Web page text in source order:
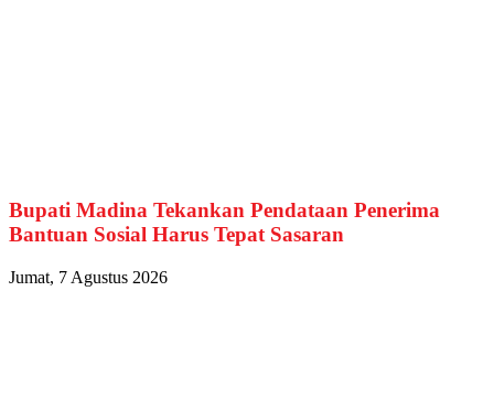
Bupati Madina Tekankan Pendataan Penerima
Bantuan Sosial Harus Tepat Sasaran
Jumat, 7 Agustus 2026